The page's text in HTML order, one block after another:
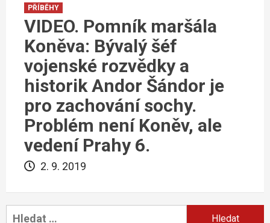
PŘÍBĚHY
VIDEO. Pomník maršála
Koněva: Bývalý šéf
vojenské rozvědky a
historik Andor Šándor je
pro zachování sochy.
Problém není Koněv, ale
vedení Prahy 6.
2. 9. 2019
Vyhledávání